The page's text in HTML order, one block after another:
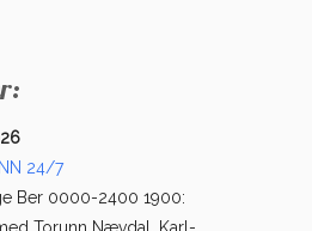
24/7
Ber 0000-2400 1900: